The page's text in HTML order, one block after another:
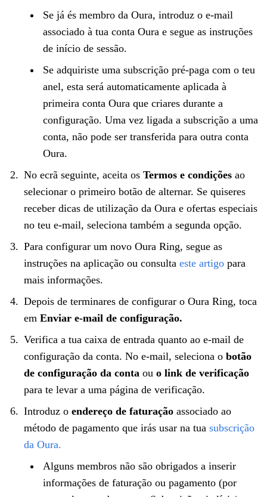
Se já és membro da Oura, introduz o e-mail
associado à tua conta Oura e segue as instruções
de início de sessão.
Se adquiriste uma subscrição pré-paga com o teu
anel, esta será automaticamente aplicada à
primeira conta Oura que criares durante a
configuração. Uma vez ligada a subscrição a uma
conta, não pode ser transferida para outra conta
Oura.
No ecrã seguinte, aceita os Termos e condições ao
selecionar o primeiro botão de alternar. Se quiseres
receber dicas de utilização da Oura e ofertas especiais
no teu e-mail, seleciona também a segunda opção.
Para configurar um novo Oura Ring, segue as
instruções na aplicação ou consulta este artigo para
mais informações.
Depois de terminares de configurar o Oura Ring, toca
em Enviar e-mail de configuração.
Verifica a tua caixa de entrada quanto ao e-mail de
configuração da conta. No e-mail, seleciona o botão
de configuração da conta ou o link de verificação
para te levar a uma página de verificação.
Introduz o endereço de faturação associado ao
método de pagamento que irás usar na tua subscrição
da Oura.
Alguns membros não são obrigados a inserir
informações de faturação ou pagamento (por